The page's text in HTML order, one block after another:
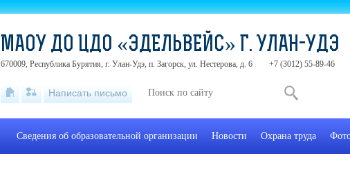
МАОУ ДО ЦДО «ЭДЕЛЬВЕЙС» Г. УЛАН-УДЭ
670009, Республика Бурятия, г. Улан-Удэ, п. Загорск, ул. Нестерова, д. 6 +7 (3012) 55-89-46
Написать письмо
Сведения об образовательной организации Новости Охрана труда